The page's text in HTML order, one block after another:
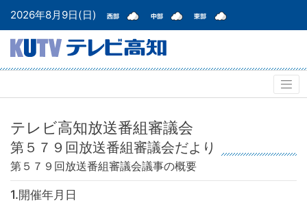
2026年8月9日(日)
テレビ高知放送番組審議会
第５７９回放送番組審議会だより
第５７９回放送番組審議会議事の概要
1.開催年月日